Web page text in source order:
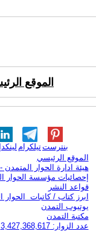
الموقع
تيلكرامبنترست
الموقع الرئيسي
هيئة ادارة الحوار المتمدن -
إحصائيات مؤسسة الحوار
قواعد النشر
ابرز كتاب / كاتبات الحوار
يوتيوب التمدن
مكتبة التمدن
عدد الزوار: 3,427,368,617